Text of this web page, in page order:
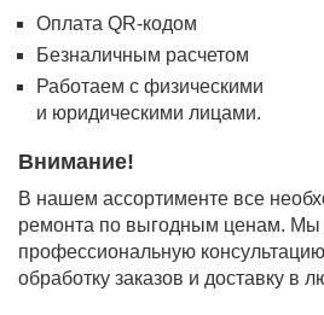
Оплата QR-кодом
Безналичным расчетом
Работаем с физическими
и юридическими лицами.
Внимание!
В нашем ассортименте все
ремонта по выгодным ценам. Мы
профессиональную
обработку заказов и доставку в